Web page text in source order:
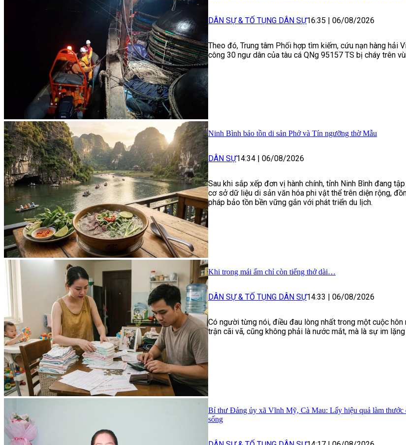
DÂN SỰ & TỐ TỤNG DÂN SỰ16:35 | 06/08/2026
Theo đó, Trung tâm Phối hợp tìm kiếm, cứu nạn hàng hải
công 30 ngư dân của tàu cá QNg 95157 TS bị cháy trên
Ninh Bình bảo tồn di sản Phở và Tín ngưỡng thờ Mẫu
DÂN SỰ14:34 06/08/2026
Sau khi sắp xếp đơn vị hành chính, tỉnh Ninh Bình đang
cơ sở dữ liệu di sản văn hóa phi vật thể trên diện rộng,
pháp bảo tồn bền vững gắn với phát triển du lịch.
Khi trong mái ấm chỉ còn tiếng thở dài…
DÂN SỰ & TỐ TỤNG DÂN SỰ14:33 | 06/08/2026
Có người từng nói, điều đau lòng nhất trong một cuộc hôn
trận cãi vã, cũng không phải là nước mắt, mà là sự im
Bí thư Đảng ủy xã Vĩnh Mỹ, Cà Mau: Lấy hiệu quả làm thước
sống